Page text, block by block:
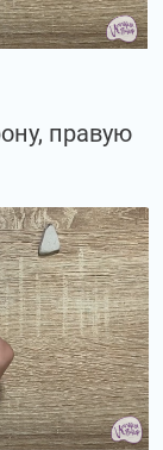
правую